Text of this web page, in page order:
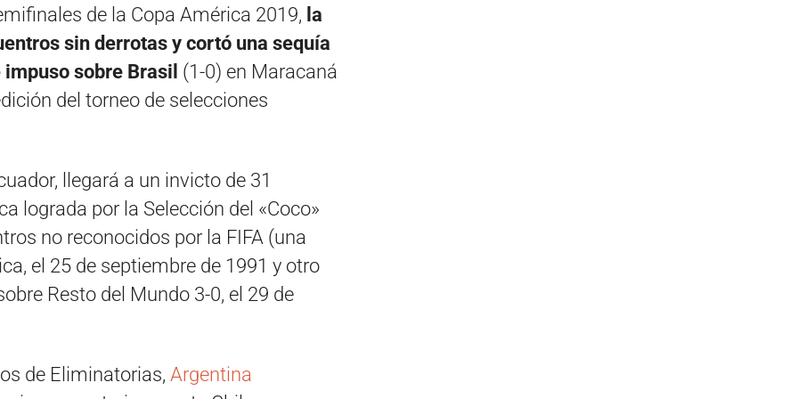
de la Copa América 2019, la
sin derrotas y cortó una sequía
sobre Brasil (1-0) en Maracaná
del torneo de selecciones
llegará a un invicto de 31
lograda por la Selección del «Coco»
no reconocidos por la FIFA (una
el 25 de septiembre de 1991 y otro
Resto del Mundo 3-0, el 29 de
de Eliminatorias, Argentina